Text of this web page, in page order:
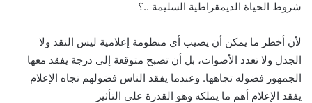
شروط الحياة الديمقراطية السليمة ..؟
لأن أخطر ما يمكن أن يصيب أي منظومة إعلامية ليس النقد ولا
الجدل ولا تعدد الأصوات، بل أن تصبح متوقعة إلى درجة يفقد معها
الجمهور فضوله تجاهها. وعندما يفقد الناس فضولهم تجاه الإعلام
يفقد الإعلام أهم ما يملكه وهو القدرة على التأثير